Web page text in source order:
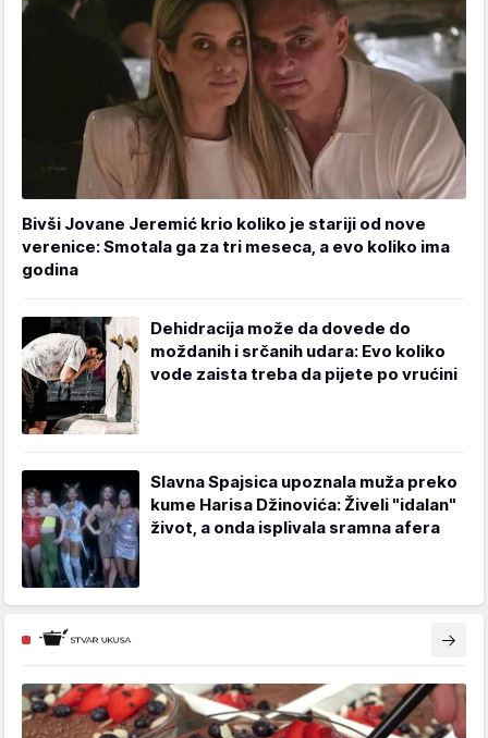
Bivši Jovane Jeremić krio koliko je stariji od nove
verenice: Smotala ga za tri meseca, a evo koliko ima
godina
Dehidracija može da dovede do
moždanih i srčanih udara: Evo koliko
vode zaista treba da pijete po vrućini
Slavna Spajsica upoznala muža preko
kume Harisa Džinovića: Živeli "idalan"
život, a onda isplivala sramna afera